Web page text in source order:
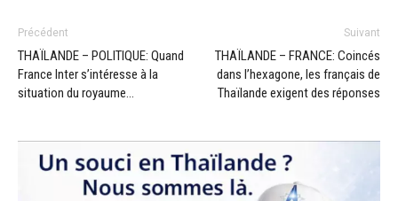
Précédent
THAÏLANDE – POLITIQUE: Quand
France Inter s’intéresse à la
situation du royaume…
Suivant
THAÏLANDE – FRANCE: Coincés
dans l’hexagone, les français de
Thaïlande exigent des réponses